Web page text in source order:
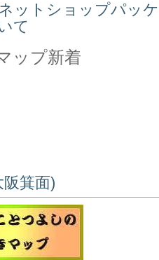
ットショップパッ
て
ップ新着
箕面)